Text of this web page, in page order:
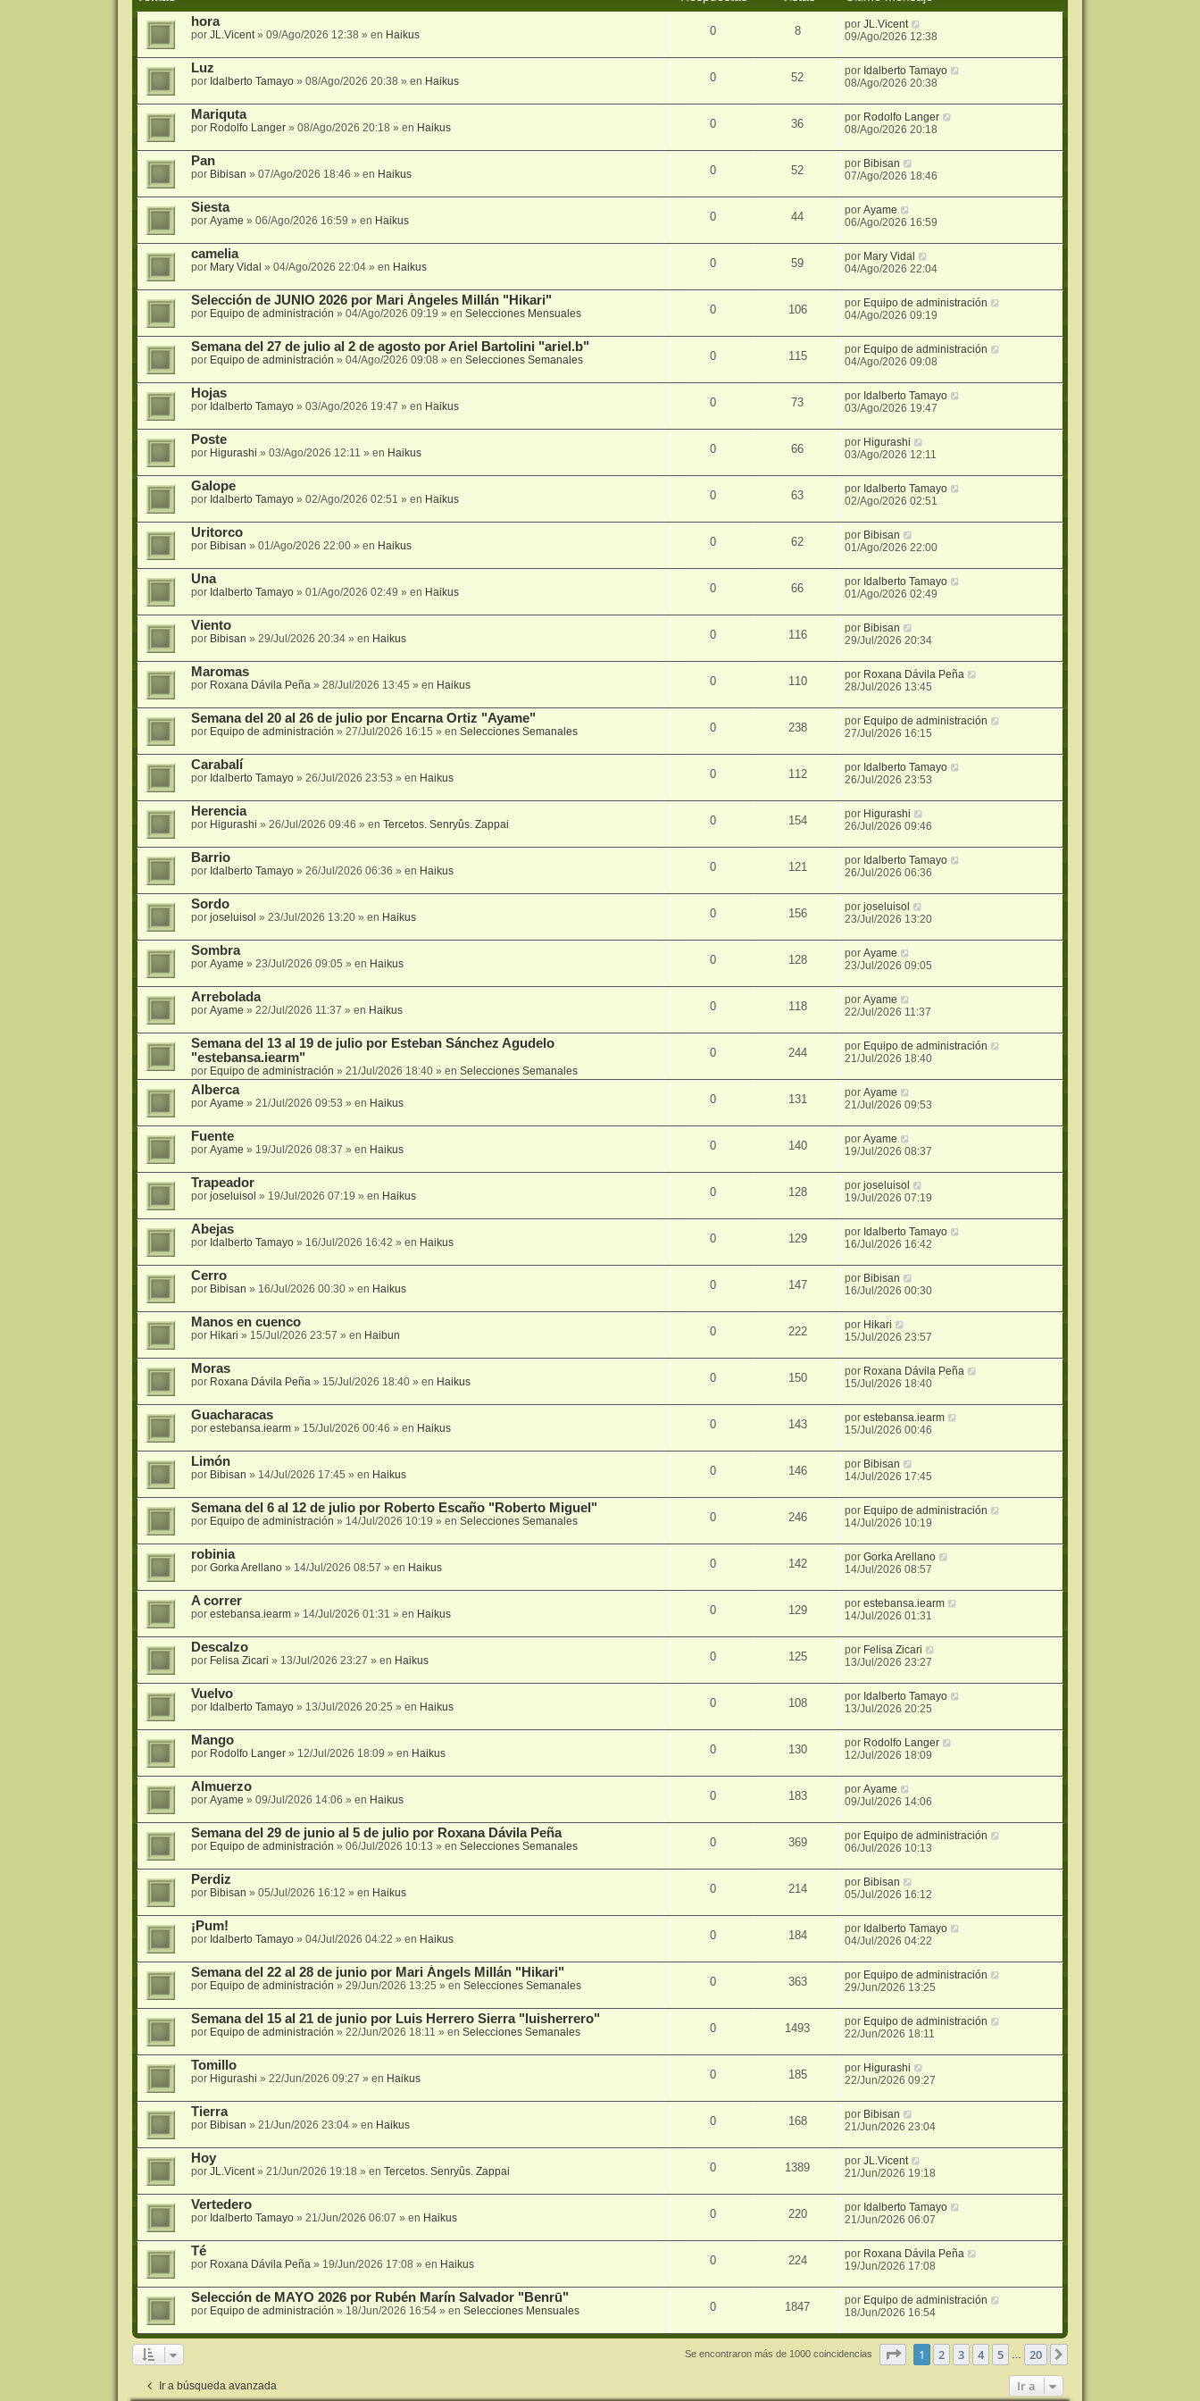
hora
por JL.Vicent» 09/Ago/2026 12:38 » en Haikus 0 8 porJL.Vicent
09/Ago/2026 12:38
Luz
por Idalberto Tamayo» 08/Ago/2026 20:38 » en Haikus 0 52 por Idalberto Tamayo
08/Ago/2026 20:38
Mariquta
por Rodolfo Langer» 08/Ago/2026 20:18 » en Haikus 0 36 por Rodolfo Langer
08/Ago/2026 20:18
Pan
por Bibisan » 07/Ago/2026 18:46 » en Haikus 0 52 por Bibisan
07/Ago/2026 18:46
Siesta
por Ayame » 06/Ago/2026 16:59 » en Haikus 0 44 porAyame
06/Ago/2026 16:59
camelia
por Mary Vidal » 04/Ago/2026 22:04» en Haikus 0 59 por Mary Vidal
04/Ago/2026 22:04
Selección de JUNIO 2026 por Mari Ángeles Millán "Hikari"
por Equipo de administración » 04/Ago/2026 09:19 » en Selecciones Mensuales 0 106 por Equipo de administración
04/Ago/2026 09:19
Semana del 27 de julio al 2 de agosto por Ariel Bartolini "ariel.b"
por Equipo de administración » 04/Ago/2026 09:08 » en Selecciones Semanales 0 115 por Equipo de administración
04/Ago/2026 09:08
Hojas
por Idalberto Tamayo» 03/Ago/2026 19:47 » en Haikus 0 73 por Idalberto Tamayo
03/Ago/2026 19:47
Poste
por Higurashi » 03/Ago/2026 12:11 » en Haikus 0 66 por Higurashi
03/Ago/2026 12:11
Galope
por Idalberto Tamayo» 02/Ago/2026 02:51 » en Haikus 0 63 por Idalberto Tamayo
02/Ago/2026 02:51
Uritorco
por Bibisan » 01/Ago/2026 22:00» en Haikus 0 62 por Bibisan
01/Ago/2026 22:00
Una
por Idalberto Tamayo» 01/Ago/2026 02:49 » en Haikus 0 66 por Idalberto Tamayo
01/Ago/2026 02:49
Viento
por Bibisan » 29/Jul/2026 20:34» en Haikus 0 116 por Bibisan
29/Jul/2026 20:34
Maromas
por Roxana Dávila Peña » 28/Jul/2026 13:45 » en Haikus 0 110 por Roxana Dávila Peña
28/Jul/2026 13:45
Semana del 20 al 26 de julio por Encarna Ortiz "Ayame"
por Equipo de administración » 27/Jul/2026 16:15 » en Selecciones Semanales 0 238 por Equipo de administración
27/Jul/2026 16:15
Carabalí
por Idalberto Tamayo» 26/Jul/2026 23:53 » en Haikus 0 112 por Idalberto Tamayo
26/Jul/2026 23:53
Herencia
por Higurashi » 26/Jul/2026 09:46 » en Tercetos. Senryûs. Zappai 0 154 por Higurashi
26/Jul/2026 09:46
Barrio
por Idalberto Tamayo» 26/Jul/2026 06:36 » en Haikus 0 121 por Idalberto Tamayo
26/Jul/2026 06:36
Sordo
por joseluisol » 23/Jul/2026 13:20» en Haikus 0 156 porjoseluisol
23/Jul/2026 13:20
Sombra
por Ayame » 23/Jul/2026 09:05 » en Haikus 0 128 porAyame
23/Jul/2026 09:05
Arrebolada
por Ayame » 22/Jul/2026 11:37 » en Haikus 0 118 porAyame
22/Jul/2026 11:37
Semana del 13 al 19 de julio por Esteban Sánchez Agudelo
"estebansa.iearm"
por Equipo de administración » 21/Jul/2026 18:40» en Selecciones Semanales
0 244 por Equipo de administración
21/Jul/2026 18:40
Alberca
por Ayame » 21/Jul/2026 09:53 » en Haikus 0 131 porAyame
21/Jul/2026 09:53
Fuente
por Ayame » 19/Jul/2026 08:37 » en Haikus 0 140 porAyame
19/Jul/2026 08:37
Trapeador
por joseluisol » 19/Jul/2026 07:19 » en Haikus 0 128 porjoseluisol
19/Jul/2026 07:19
Abejas
por Idalberto Tamayo» 16/Jul/2026 16:42 » en Haikus 0 129 por Idalberto Tamayo
16/Jul/2026 16:42
Cerro
por Bibisan » 16/Jul/2026 00:30» en Haikus 0 147 por Bibisan
16/Jul/2026 00:30
Manos en cuenco
por Hikari » 15/Jul/2026 23:57 » en Haibun 0 222 por Hikari
15/Jul/2026 23:57
Moras
por Roxana Dávila Peña » 15/Jul/2026 18:40» en Haikus 0 150 por Roxana Dávila Peña
15/Jul/2026 18:40
Guacharacas
por estebansa.iearm» 15/Jul/2026 00:46 » en Haikus 0 143 porestebansa.iearm
15/Jul/2026 00:46
Limón
por Bibisan » 14/Jul/2026 17:45 » en Haikus 0 146 por Bibisan
14/Jul/2026 17:45
Semana del 6 al 12 de julio por Roberto Escaño "Roberto Miguel"
por Equipo de administración » 14/Jul/2026 10:19 » en Selecciones Semanales 0 246 por Equipo de administración
14/Jul/2026 10:19
robinia
por Gorka Arellano» 14/Jul/2026 08:57 » en Haikus 0 142 porGorka Arellano
14/Jul/2026 08:57
A correr
por estebansa.iearm» 14/Jul/2026 01:31 » en Haikus 0 129 porestebansa.iearm
14/Jul/2026 01:31
Descalzo
por Felisa Zicari » 13/Jul/2026 23:27 » en Haikus 0 125 por Felisa Zicari
13/Jul/2026 23:27
Vuelvo
por Idalberto Tamayo» 13/Jul/2026 20:25 » en Haikus 0 108 por Idalberto Tamayo
13/Jul/2026 20:25
Mango
por Rodolfo Langer» 12/Jul/2026 18:09 » en Haikus 0 130 por Rodolfo Langer
12/Jul/2026 18:09
Almuerzo
por Ayame » 09/Jul/2026 14:06 » en Haikus 0 183 porAyame
09/Jul/2026 14:06
Semana del 29 de junio al 5 de julio por Roxana Dávila Peña
por Equipo de administración » 06/Jul/2026 10:13 » en Selecciones Semanales 0 369 por Equipo de administración
06/Jul/2026 10:13
Perdiz
por Bibisan » 05/Jul/2026 16:12 » en Haikus 0 214 por Bibisan
05/Jul/2026 16:12
¡Pum!
por Idalberto Tamayo» 04/Jul/2026 04:22 » en Haikus 0 184 por Idalberto Tamayo
04/Jul/2026 04:22
Semana del 22 al 28 de junio por Mari Ángels Millán "Hikari"
por Equipo de administración » 29/Jun/2026 13:25 » en Selecciones Semanales 0 363 por Equipo de administración
29/Jun/2026 13:25
Semana del 15 al 21 de junio por Luis Herrero Sierra "luisherrero"
por Equipo de administración » 22/Jun/2026 18:11 » en Selecciones Semanales 0 1493 por Equipo de administración
22/Jun/2026 18:11
Tomillo
por Higurashi » 22/Jun/2026 09:27 » en Haikus 0 185 por Higurashi
22/Jun/2026 09:27
Tierra
por Bibisan » 21/Jun/2026 23:04» en Haikus 0 168 por Bibisan
21/Jun/2026 23:04
Hoy
por JL.Vicent» 21/Jun/2026 19:18 » en Tercetos. Senryûs. Zappai 0 1389 porJL.Vicent
21/Jun/2026 19:18
Vertedero
por Idalberto Tamayo» 21/Jun/2026 06:07 » en Haikus 0 220 por Idalberto Tamayo
21/Jun/2026 06:07
Té
por Roxana Dávila Peña » 19/Jun/2026 17:08 » en Haikus 0 224 por Roxana Dávila Peña
19/Jun/2026 17:08
Selección de MAYO 2026 por Rubén Marín Salvador "Benrū"
por Equipo de administración » 18/Jun/2026 16:54» en Selecciones Mensuales 0 1847 por Equipo de administración
18/Jun/2026 16:54
Se encontraron más de 1000 coincidencias Página1 de 20
1 2 3 4 5 20
Ir a búsqueda avanzada Ir a